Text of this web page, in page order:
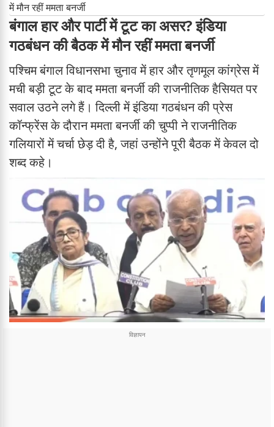
में मौन रहीं ममता बनर्जी
बंगाल हार और पार्टी में टूट का असर? इंडिया
गठबंधन की बैठक में मौन रहीं ममता बनर्जी
पश्चिम बंगाल विधानसभा चुनाव में हार और तृणमूल कांग्रेस में
मची बड़ी टूट के बाद ममता बनर्जी की राजनीतिक हैसियत पर
सवाल उठने लगे हैं। दिल्ली में इंडिया गठबंधन की प्रेस
कॉन्फ्रेंस के दौरान ममता बनर्जी की चुप्पी ने राजनीतिक
गलियारों में चर्चा छेड़ दी है, जहां उन्होंने पूरी बैठक में केवल दो
शब्द कहे।